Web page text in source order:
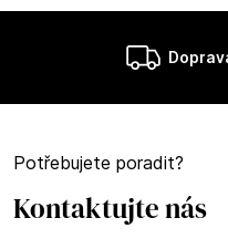
Potřebujete poradit?
Kontaktujte nás